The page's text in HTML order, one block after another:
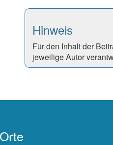
Hinweis
Für den Inhalt der
jeweilige Autor
Orte